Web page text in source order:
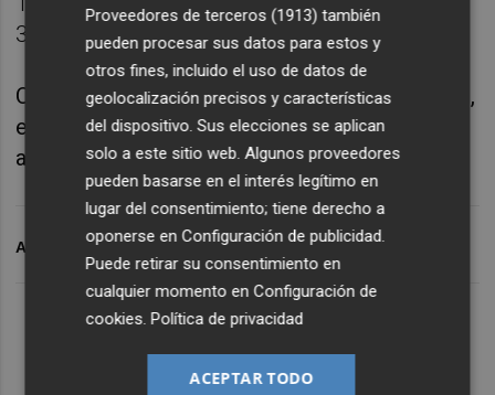
322.300 millones.
Comparado con losdatos de marzo de 2023 ,
el saldo de depósitos de las empresas ha
aumentado en 21.700 millones, un 7,22 %.
ARCHIVADO EN DEPÓSITOS BANCO DE ESPAÑA
Proveedores de terceros (1913) también
pueden procesar sus datos para estos y
otros fines, incluido el uso de datos de
geolocalización precisos y características
del dispositivo. Sus elecciones se aplican
solo a este sitio web. Algunos proveedores
pueden basarse en el interés legítimo en
lugar del consentimiento; tiene derecho a
oponerse enConfiguración de publicidad
Puede retirar su consentimiento en
cualquier momento enConfiguración de
cookies .Política de privacidad
ACEPTAR TODO